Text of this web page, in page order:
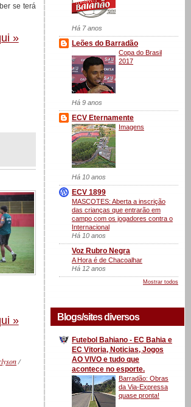
se terá
»
»
/
Há 7 anos
Leões do Barradão
Copa do Brasil
2017
Há 9 anos
ECV Eternamente
Imagens
Há 10 anos
ECV 1899
MASCOTES: Aberta a inscrição
das crianças que entrarão em
campo com os jogadores contra o
Internacional
Há 10 anos
Voz Rubro Negra
A Hora é de Chacoalhar
Há 12 anos
Mostrar todos
Blogs/sites diversos
Futebol Bahiano - EC Bahia e
EC Vitoria, Noticias, Jogos
AO VIVO e tudo que
acontece no esporte.
Barradão: Obras
da Via-Expressa
quase pronta!